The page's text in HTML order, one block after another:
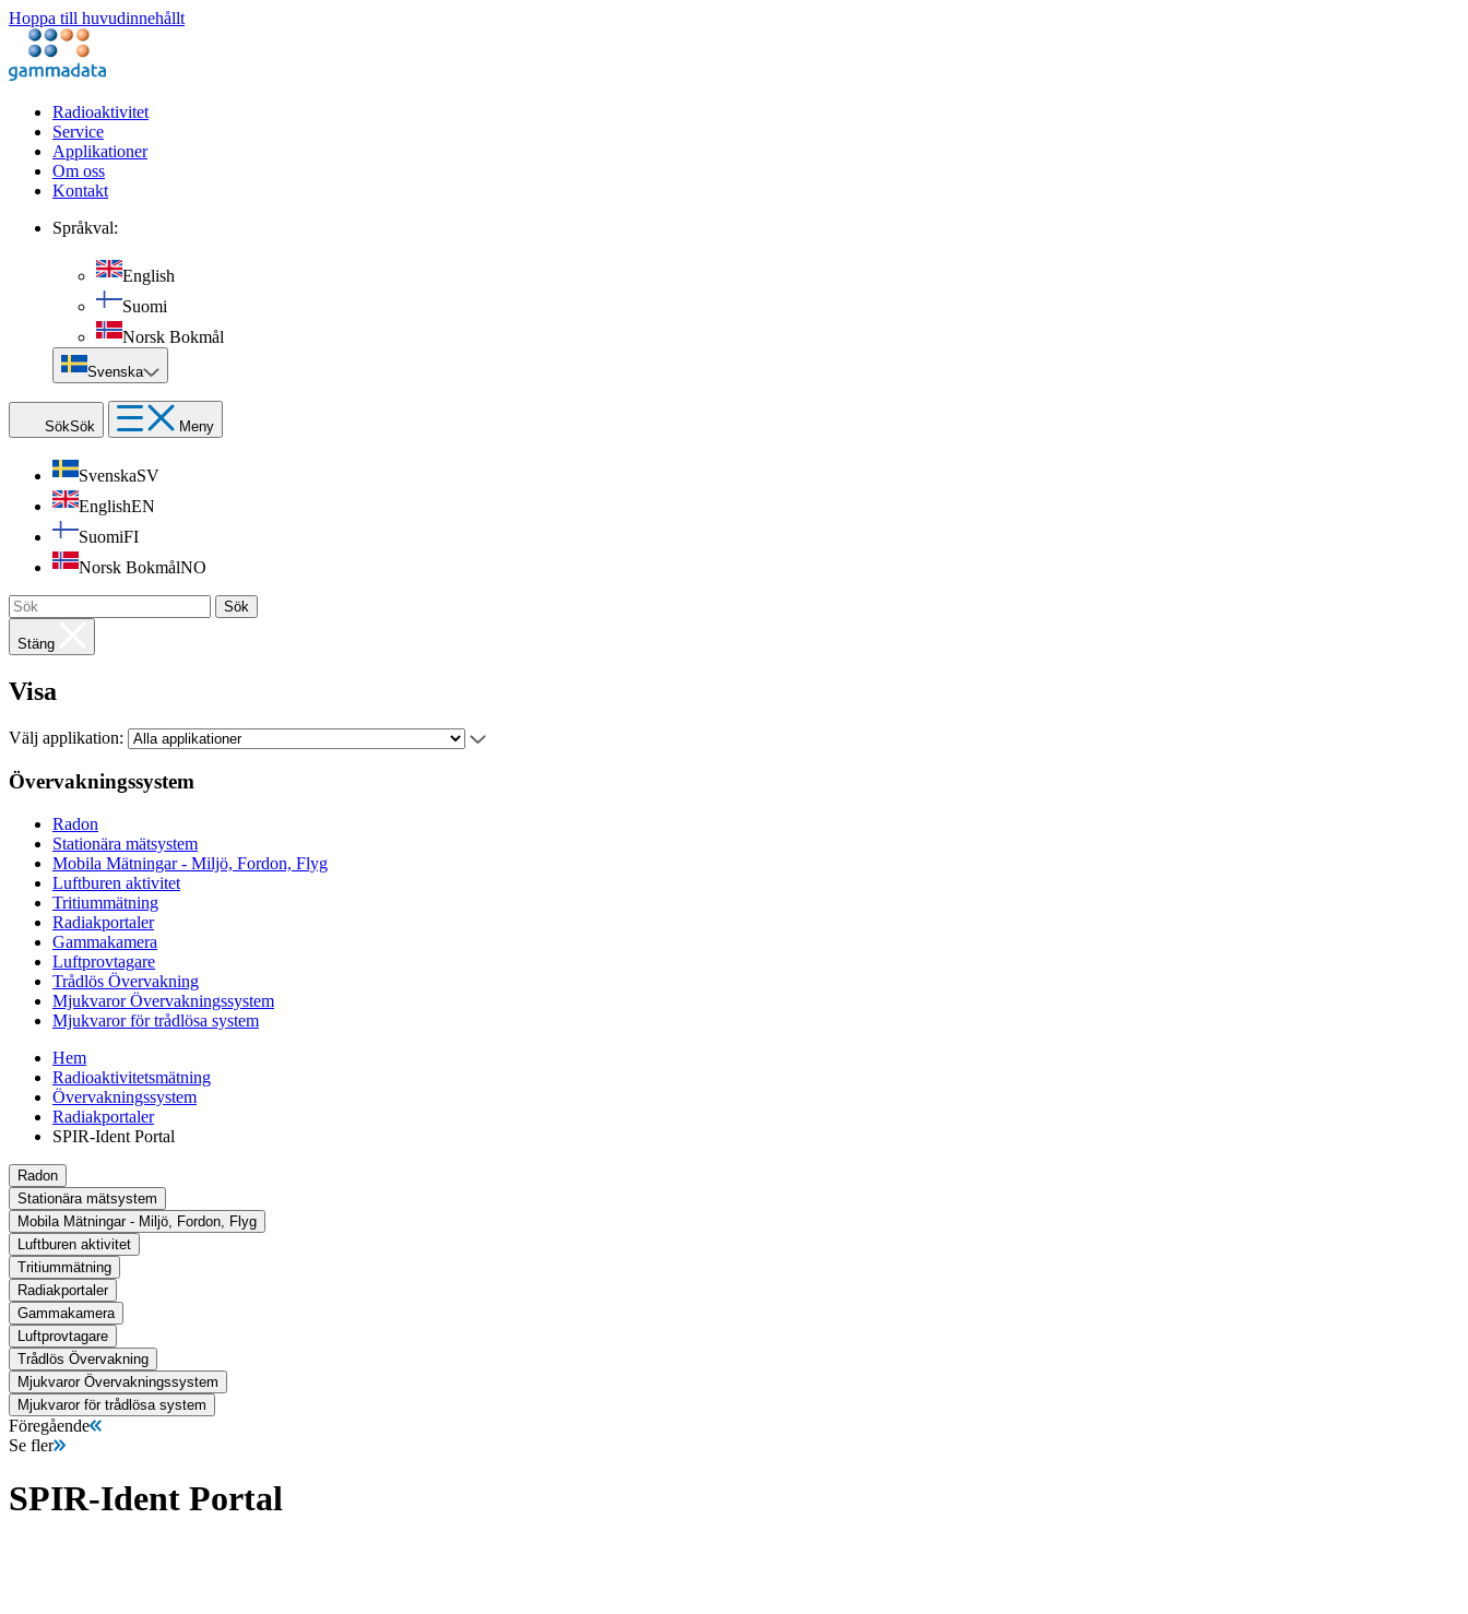
Hoppa till huvudinnehållt
Radioaktivitet
Service
Applikationer
Om oss
Kontakt
Språkval:
English
Suomi
Norsk Bokmål
Svenska
SökSök Meny
SvenskaSV
EnglishEN
SuomiFI
Norsk BokmålNO
Sök
Stäng
Visa
Välj applikation:
Övervakningssystem
Radon
Stationära mätsystem
Mobila Mätningar - Miljö, Fordon, Flyg
Luftburen aktivitet
Tritiummätning
Radiakportaler
Gammakamera
Luftprovtagare
Trådlös Övervakning
Mjukvaror Övervakningssystem
Mjukvaror för trådlösa system
Hem
Radioaktivitetsmätning
Övervakningssystem
Radiakportaler
SPIR-Ident Portal
Radon
Stationära mätsystem
Mobila Mätningar - Miljö, Fordon, Flyg
Luftburen aktivitet
Tritiummätning
Radiakportaler
Gammakamera
Luftprovtagare
Trådlös Övervakning
Mjukvaror Övervakningssystem
Mjukvaror för trådlösa system
Föregående
Se fler
SPIR-Ident Portal